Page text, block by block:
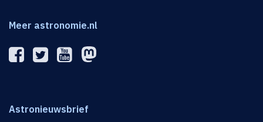
Meer astronomie.nl
Astronieuwsbrief